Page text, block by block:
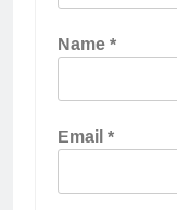
Name*
Email*